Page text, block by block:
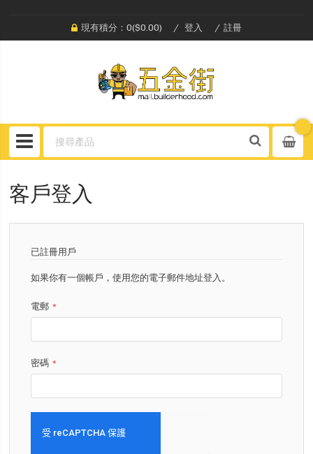
現有積分：0($0.00) 登入 註冊
客戶登入
已註冊用戶
如果你有一個帳戶，使用您的電子郵件地址登入。
電郵
密碼